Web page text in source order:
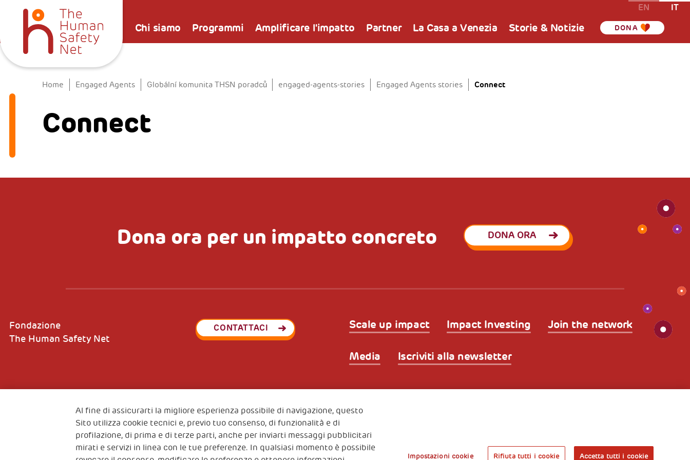
Chi siamo Programmi Amplificare l'impatto Partner La Casa a Venezia Storie & Notizie DONA
EN IT
Home Engaged Agents Globální komunita THSN poradců engaged-agents-stories Engaged Agents stories Connect
Connect
Dona ora per un impatto concreto DONA ORA
Scale up impact Impact Investing Join the network
Media Iscriviti alla newsletter
Fondazione
The Human Safety Net
CONTATTACI
VAT code 01372940328
Potential
Al fine di assicurarti la migliore esperienza possibile di navigazione, questo
Sito utilizza cookie tecnici e, previo tuo consenso, di funzionalità e di
profilazione, di prima e di terze parti, anche per inviarti messaggi pubblicitari
mirati e servizi in linea con le tue preferenze. In qualsiasi momento è possibile
Impostazioni cookie Rifiuta tutti i cookie Accetta tutti i cookie